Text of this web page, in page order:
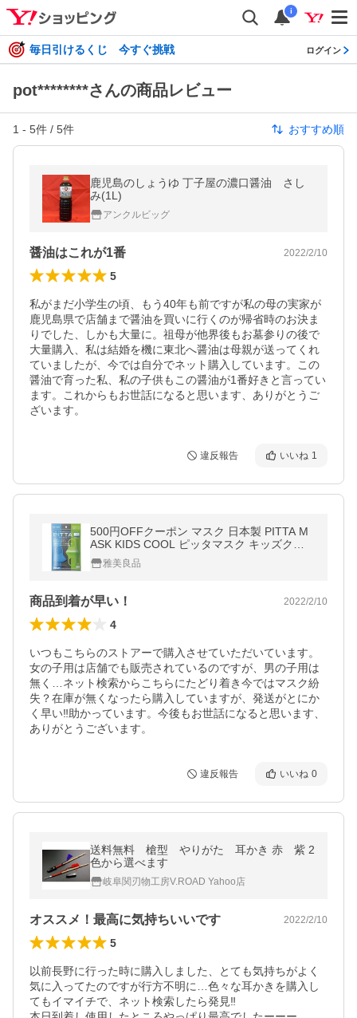
i
毎日引けるくじ 今すぐ挑戦 ログイン
pot********さんの商品レビュー
1 - 5件 / 5件 おすすめ順
鹿児島のしょうゆ 丁子屋の濃口醤油 さし
み(1L)
アンクルビッグ
醤油はこれが1番 2022/2/10
5
私がまだ小学生の頃、もう40年も前ですが私の母の実家が
鹿児島県で店舗まで醤油を買いに行くのが帰省時のお決ま
りでした、しかも大量に。祖母が他界後もお墓参りの後で
大量購入、私は結婚を機に東北へ醤油は母親が送ってくれ
ていましたが、今では自分でネット購入しています。この
醤油で育った私、私の子供もこの醤油が1番好きと言ってい
ます。これからもお世話になると思います、ありがとうご
ざいます。
違反報告 いいね 1
500円OFFクーポン マスク 日本製 PITTA M
ASK KIDS COOL ピッタマスク キッズクー
ル ブルー・グレー・イエローグリーン各色1
枚計3色入 マスク
雅美良品
商品到着が早い！ 2022/2/10
4
いつもこちらのストアーで購入させていただいています。
女の子用は店舗でも販売されているのですが、男の子用は
無く…ネット検索からこちらにたどり着き今ではマスク紛
失？在庫が無くなったら購入していますが、発送がとにか
く早い‼︎助かっています。今後もお世話になると思います、
ありがとうございます。
違反報告 いいね 0
送料無料 槍型 やりがた 耳かき 赤 紫 2
色から選べます
岐阜関刃物工房V.ROAD Yahoo店
オススメ！最高に気持ちいいです 2022/2/10
5
以前長野に行った時に購入しました、とても気持ちがよく
気に入ってたのですが行方不明に…色々な耳かきを購入し
てもイマイチで、ネット検索したら発見‼︎